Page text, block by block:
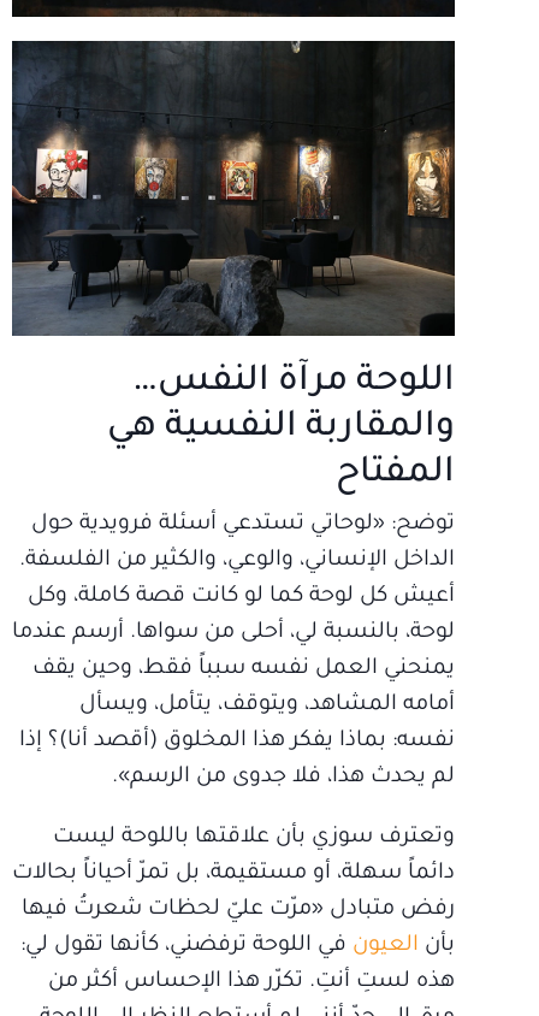
اللوحة مرآة النفس…
والمقاربة النفسية هي
المفتاح
توضح: «لوحاتي تستدعي أسئلة فرويدية حول
الداخل الإنساني، والوعي، والكثير من الفلسفة.
أعيش كل لوحة كما لو كانت قصة كاملة، وكل
لوحة، بالنسبة لي، أحلى من سواها. أرسم عندما
يمنحني العمل نفسه سبباً فقط، وحين يقف
أمامه المشاهد، ويتوقف، يتأمل، ويسأل
نفسه: بماذا يفكر هذا المخلوق (أقصد أنا)؟ إذا
لم يحدث هذا، فلا جدوى من الرسم».
وتعترف سوزي بأن علاقتها باللوحة ليست
دائماً سهلة، أو مستقيمة، بل تمرّ أحياناً بحالات
رفض متبادل «مرّت عليّ لحظات شعرتُ فيها
بأن العيون في اللوحة ترفضني، كأنها تقول لي:
هذه لستِ أنتِ. تكرّر هذا الإحساس أكثر من